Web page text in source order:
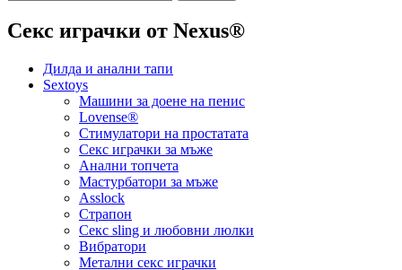
Секс играчки от Nexus®
Дилда и анални тапи
Sextoys
Машини за доене на пенис
Lovense®
Стимулатори на простатата
Секс играчки за мъже
Анални топчета
Мастурбатори за мъже
Asslock
Страпон
Секс sling и любовни люлки
Вибратори
Метални секс играчки